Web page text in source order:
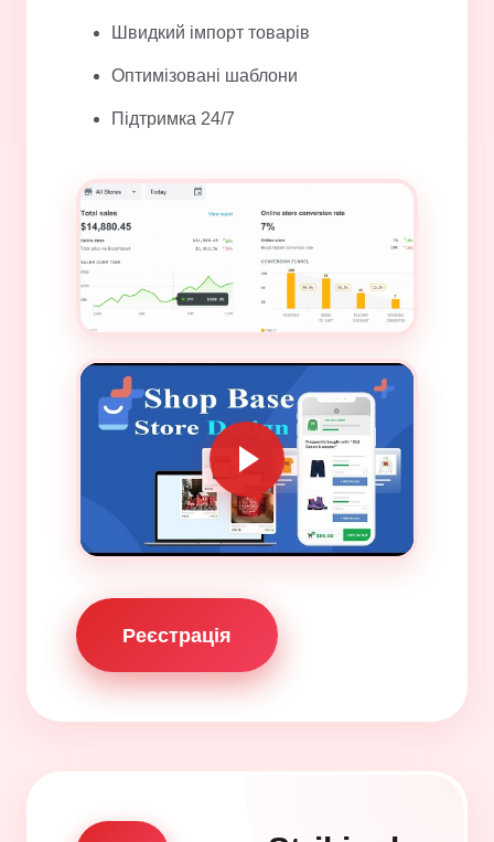
Швидкий імпорт товарів
Оптимізовані шаблони
Підтримка 24/7
Реєстрація